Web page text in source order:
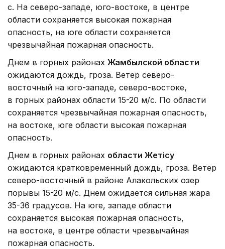
с. На северо-западе, юго-востоке, в центре
области сохраняется высокая пожарная
опасность, на юге области сохраняется
чрезвычайная пожарная опасность.
Днем в горных районах Жамбылской области
ожидаются дождь, гроза. Ветер северо-
восточный на юго-западе, северо-востоке,
в горных районах области 15-20 м/с. По области
сохраняется чрезвычайная пожарная опасность,
на востоке, юге области высокая пожарная
опасность.
Днем в горных районах области Жетісу
ожидаются кратковременный дождь, гроза. Ветер
северо-восточный в районе Алакольских озер
порывы 15-20 м/с. Днем ожидается сильная жара
35-36 градусов. На юге, западе области
сохраняется высокая пожарная опасность,
на востоке, в центре области чрезвычайная
пожарная опасность.